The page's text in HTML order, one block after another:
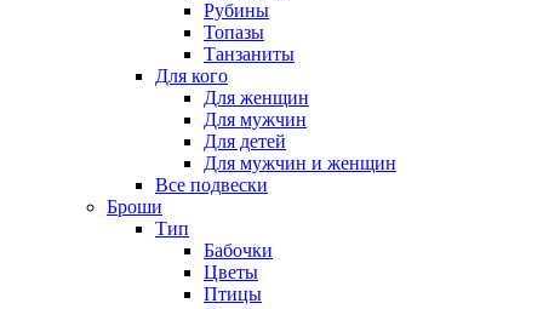
Рубины
Топазы
Танзаниты
Для кого
Для женщин
Для мужчин
Для детей
Для мужчин и женщин
Все подвески
Броши
Тип
Бабочки
Цветы
Птицы